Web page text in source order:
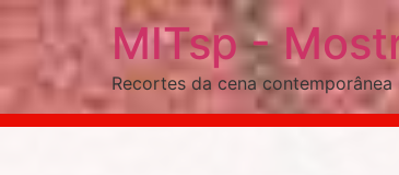
MITsp -
Recortes da cena contemporânea